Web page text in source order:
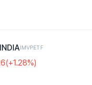
IMVPETF